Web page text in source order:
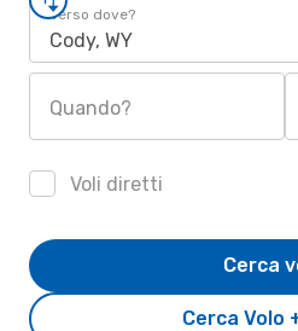
Verso dove?
Cody, WY
Quando?
Voli diretti
Cerca Volo
Cerca